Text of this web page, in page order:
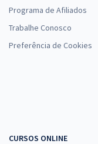
Programa de Afiliados
Trabalhe Conosco
Preferência de Cookies
CURSOS ONLINE